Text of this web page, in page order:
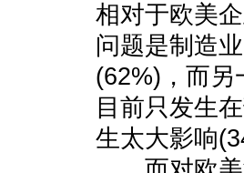
相对于欧美
问题是制造
(62%)，而另
目前只发生
生太大影响